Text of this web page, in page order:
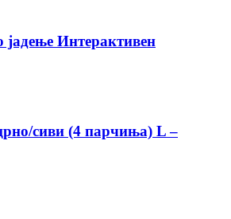
Интерактивен
сиви (4 парчиња) L –